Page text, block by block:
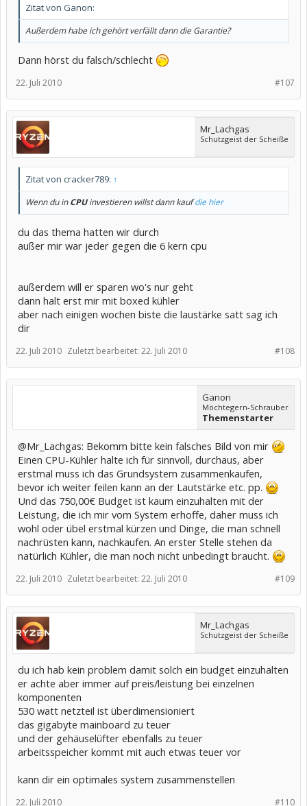
Zitat von Ganon:
Außerdem habe ich gehört verfällt dann die Garantie?
Dann hörst du falsch/schlecht
#107
22. Juli 2010
Mr_Lachgas
Schutzgeist der Scheiße
Zitat von cracker789: ↑
Wenn du inCPUinvestieren willst dann kaufdie hier
du das thema hatten wir durch
außer mir war jeder gegen die 6 kern cpu
außerdem will er sparen wo's nur geht
dann halt erst mir mit boxed kühler
aber nach einigen wochen biste die laustärke satt sag ich
dir
#108
22. Juli 2010 Zuletzt bearbeitet: 22. Juli 2010
Ganon
Möchtegern-Schrauber
Themenstarter
@Mr_Lachgas: Bekomm bitte kein falsches Bild von mir
Einen CPU-Kühler halte ich für sinnvoll, durchaus, aber
erstmal muss ich das Grundsystem zusammenkaufen,
bevor ich weiter feilen kann an der Lautstärke etc. pp.
Und das 750,00€ Budget ist kaum einzuhalten mit der
Leistung, die ich mir vom System erhoffe, daher muss ich
wohl oder übel erstmal kürzen und Dinge, die man schnell
nachrüsten kann, nachkaufen. An erster Stelle stehen da
natürlich Kühler, die man noch nicht unbedingt braucht.
#109
22. Juli 2010 Zuletzt bearbeitet: 22. Juli 2010
Mr_Lachgas
Schutzgeist der Scheiße
du ich hab kein problem damit solch ein budget einzuhalten
er achte aber immer auf preis/leistung bei einzelnen
komponenten
530 watt netzteil ist überdimensioniert
das gigabyte mainboard zu teuer
und der gehäuselüfter ebenfalls zu teuer
arbeitsspeicher kommt mit auch etwas teuer vor
kann dir ein optimales system zusammenstellen
#110
22. Juli 2010